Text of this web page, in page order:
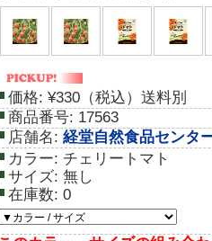
価格: ¥330（税込）送料別
商品番号: 17563
店舗名: 経堂自然食品センタ
カラー: チェリートマト
サイズ: 無し
在庫数: 0